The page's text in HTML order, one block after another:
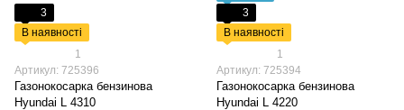
3
В наявності
1
Артикул: 725396
Газонокосарка бензинова
Hyundai L 4310
3
В наявності
1
Артикул: 725394
Газонокосарка бензинова
Hyundai L 4220